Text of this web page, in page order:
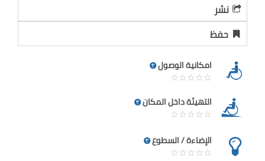
نشر
حفظ
امكانية الوصول
التهيئة داخل المكان
الإضاءة / السطوع